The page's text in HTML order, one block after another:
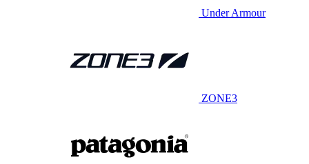
Under Armour
ZONE3